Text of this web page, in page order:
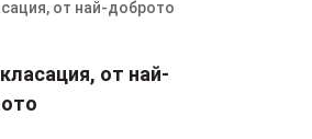
от най-